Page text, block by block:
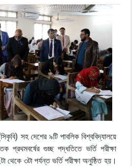
সিকৃবি) সহ দেশের ৯টি পাবলিক বিশ্ববিদ্যালয়ে
প্রথমবর্ষের গুচ্ছ পদ্ধতিতে ভর্তি পরীক্ষা
থেকে ৩টা পর্যন্ত ভর্তি পরীক্ষা অনুষ্ঠিত হয়।